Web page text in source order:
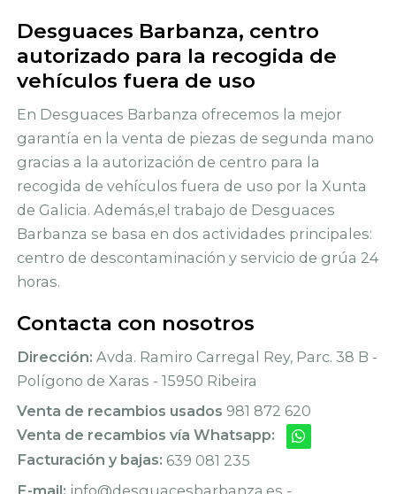
Desguaces Barbanza, centro
autorizado para la recogida de
vehículos fuera de uso
En Desguaces Barbanza ofrecemos la mejor
garantía en la venta de piezas de segunda mano
gracias a la autorización de centro para la
recogida de vehículos fuera de uso por la Xunta
de Galicia. Además,el trabajo de Desguaces
Barbanza se basa en dos actividades principales:
centro de descontaminación y servicio de grúa 24
horas.
Contacta con nosotros
Dirección: Avda. Ramiro Carregal Rey, Parc. 38 B -
Polígono de Xaras - 15950 Ribeira
Venta de recambios usados 981 872 620
Venta de recambios vía Whatsapp:
Facturación y bajas: 639 081 235
E-mail: info@desguacesbarbanza.es -